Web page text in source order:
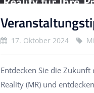
17. Oktober 2024
Entdecken Sie die
Reality (MR) und